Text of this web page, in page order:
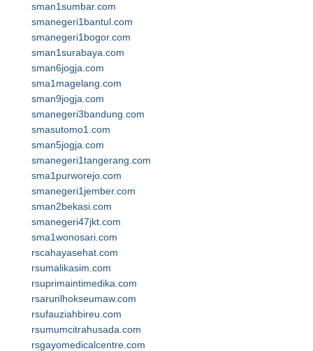
sman1sumbar.com
smanegeri1bantul.com
smanegeri1bogor.com
sman1surabaya.com
sman6jogja.com
sma1magelang.com
sman9jogja.com
smanegeri3bandung.com
smasutomo1.com
sman5jogja.com
smanegeri1tangerang.com
sma1purworejo.com
smanegeri1jember.com
sman2bekasi.com
smanegeri47jkt.com
sma1wonosari.com
rscahayasehat.com
rsumalikasim.com
rsuprimaintimedika.com
rsarunlhokseumaw.com
rsufauziahbireu.com
rsumumcitrahusada.com
rsgayomedicalcentre.com